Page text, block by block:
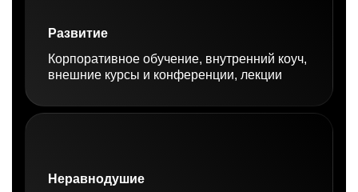
Развитие
Корпоративное обучение, внутренний коуч,
внешние курсы и конференции, лекции
Неравнодушие